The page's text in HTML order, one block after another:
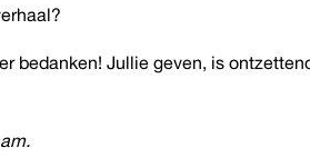
bedanken! Jullie geven, is